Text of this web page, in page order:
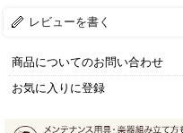
レビューを書く
商品についてのお問い合わせ
お気に入りに登録